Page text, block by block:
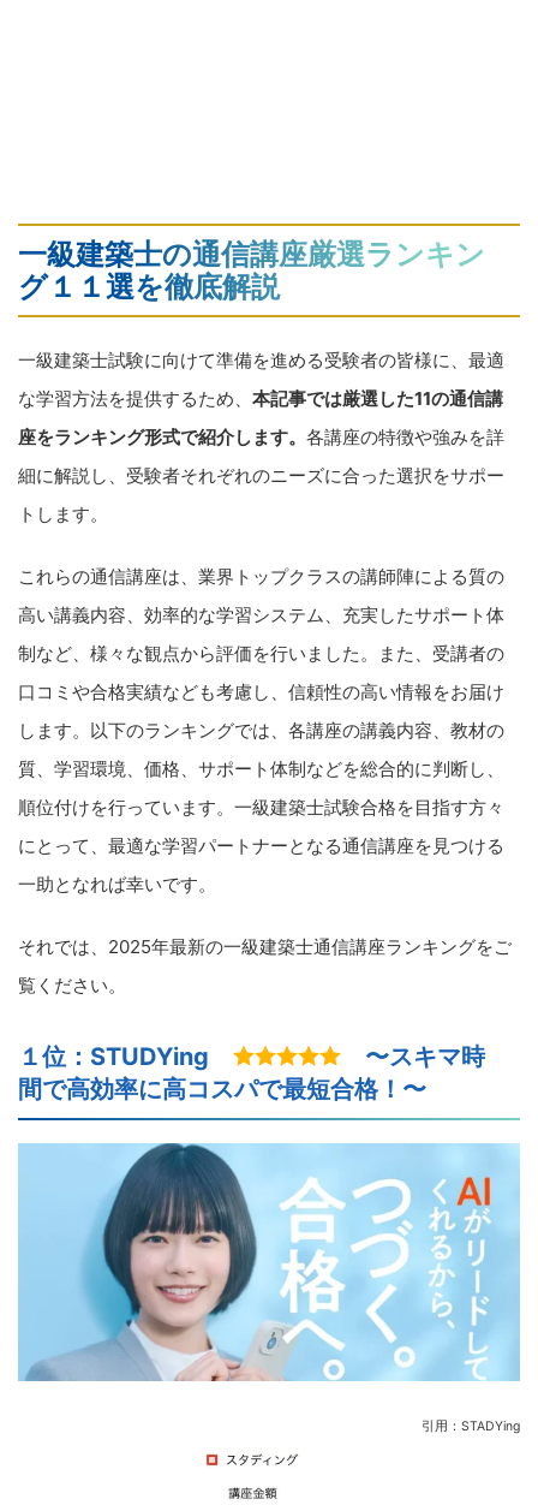
一級建築士の通信講座厳選ランキン
グ１１選を徹底解説
一級建築士試験に向けて準備を進める受験者の皆様に、最適
な学習方法を提供するため、 本記事では厳選した11の通信講
座をランキング形式で紹介します。 各講座の特徴や強みを詳
細に解説し、受験者それぞれのニーズに合った選択をサポー
トします。
これらの通信講座は、業界トップクラスの講師陣による質の
高い講義内容、効率的な学習システム、充実したサポート体
制など、様々な観点から評価を行いました。また、受講者の
口コミや合格実績なども考慮し、信頼性の高い情報をお届け
します。以下のランキングでは、各講座の講義内容、教材の
質、学習環境、価格、サポート体制などを総合的に判断し、
順位付けを行っています。一級建築士試験合格を目指す方々
にとって、最適な学習パートナーとなる通信講座を見つける
一助となれば幸いです。
それでは、2025年最新の一級建築士通信講座ランキングをご
覧ください。
１位：STUDYing
〜スキマ時
間で高効率に高コスパで最短合格！〜
引用：STADYing